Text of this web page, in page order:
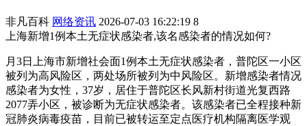
非凡百科 网络资讯 2026-07-03 16:22:19 8
上海新增1例本土无症状感染者,该名感染者的情况如何?
月3日上海市新增社会面1例本土无症状感染者，普陀区一小区
被列为高风险区，两处场所被列为中风险区。新增感染者情况
感染者为女性，37岁，居住于普陀区长风新村街道光复西路
2077弄小区，被诊断为无症状感染者。该感染者已全程接种新
冠肺炎病毒疫苗，目前已被转运至定点医疗机构隔离医学观